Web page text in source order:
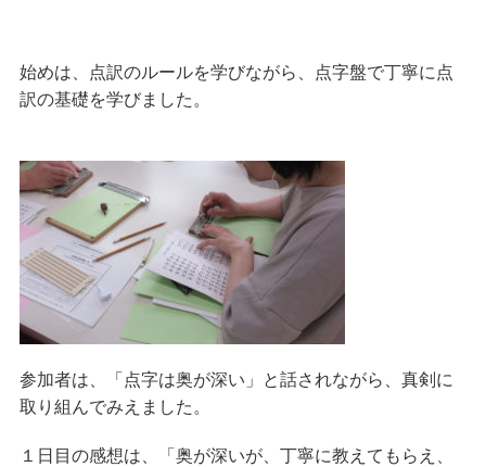
始めは、点訳のルールを学びながら、点字盤で丁寧に点
訳の基礎を学びました。
参加者は、「点字は奥が深い」と話されながら、真剣に
取り組んでみえました。
１日目の感想は、「奥が深いが、丁寧に教えてもらえ、